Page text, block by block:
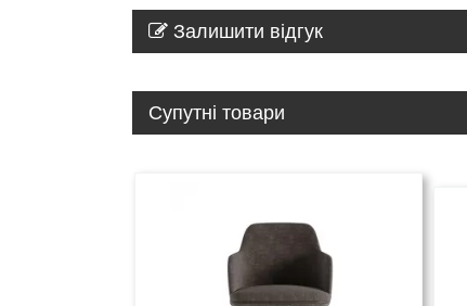
Залишити відгук
Супутні товари